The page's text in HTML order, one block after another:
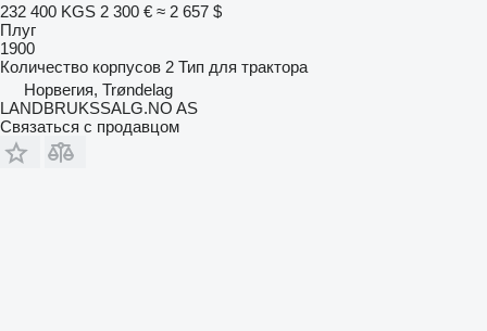
232 400 KGS 2 300 € ≈ 2 657 $
Плуг
1900
Количество корпусов 2 Тип для трактора
Норвегия, Trøndelag
LANDBRUKSSALG.NO AS
Связаться с продавцом